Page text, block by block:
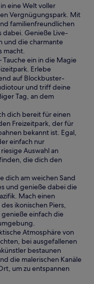
f
f
n
e
t
eine Welt voller
Vergnügungspark. Mit
familienfreundlichen
dabei. Genieße Live-
und die charmante
macht.
Tauche ein in die Magie
Erlebe
auf Blockbuster-
und triff deine
Tag, an dem
dich bereit für einen
Freizeitpark, der für
bekannt ist. Egal,
einfach nur
Auswahl an
die dich den
dich am weichen Sand
und genieße dabei die
Mach einen
ikonischen Piers,
einfach die
Atmosphäre von
bei ausgefallenen
bestaunen
die malerischen Kanäle
um zu entspannen